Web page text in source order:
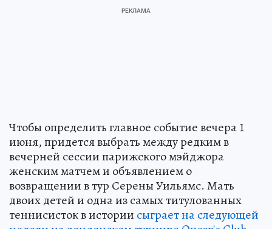
Чтобы определить главное событие вечера 1
июня, придется выбрать между редким в
вечерней сессии парижского мэйджора
женским матчем и объявлением о
возвращении в тур Серены Уильямс. Мать
двоих детей и одна из самых титулованных
теннисисток в истории сыграет на следующей